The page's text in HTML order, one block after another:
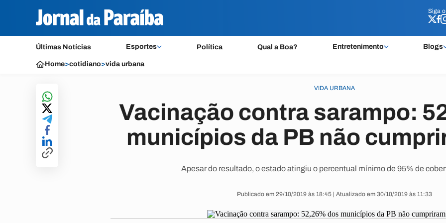
Siga o
Últimas Notícias Esportes Política Qual a Boa? Entretenimento Blogs
Siga o
Home>cotidiano>vida urbana
VIDA URBANA
Vacinação contra sarampo:
municípios da PB não
Apesar do resultado, o estado atingiu o percentual mínimo de 95% de
Publicado em 29/10/2019 às 18:45 | Atualizado em 30/10/2019 às 11:33